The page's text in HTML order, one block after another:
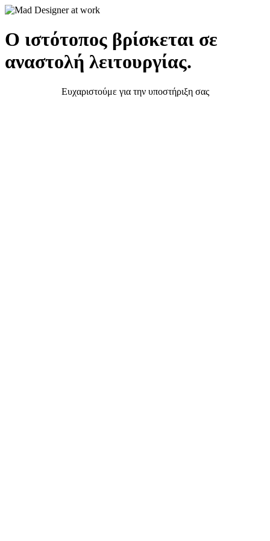
Ο ιστότοπος βρίσκεται σε
αναστολή λειτουργίας.
Ευχαριστούμε για την υποστήριξη σας